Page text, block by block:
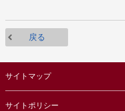
戻る
サイトマップ
サイトポリシー